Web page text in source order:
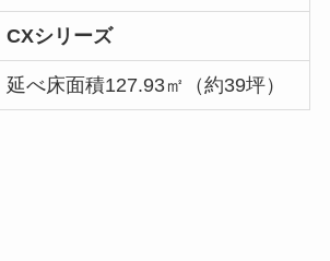
CXシリーズ
延べ床面積127.93㎡（約39坪）